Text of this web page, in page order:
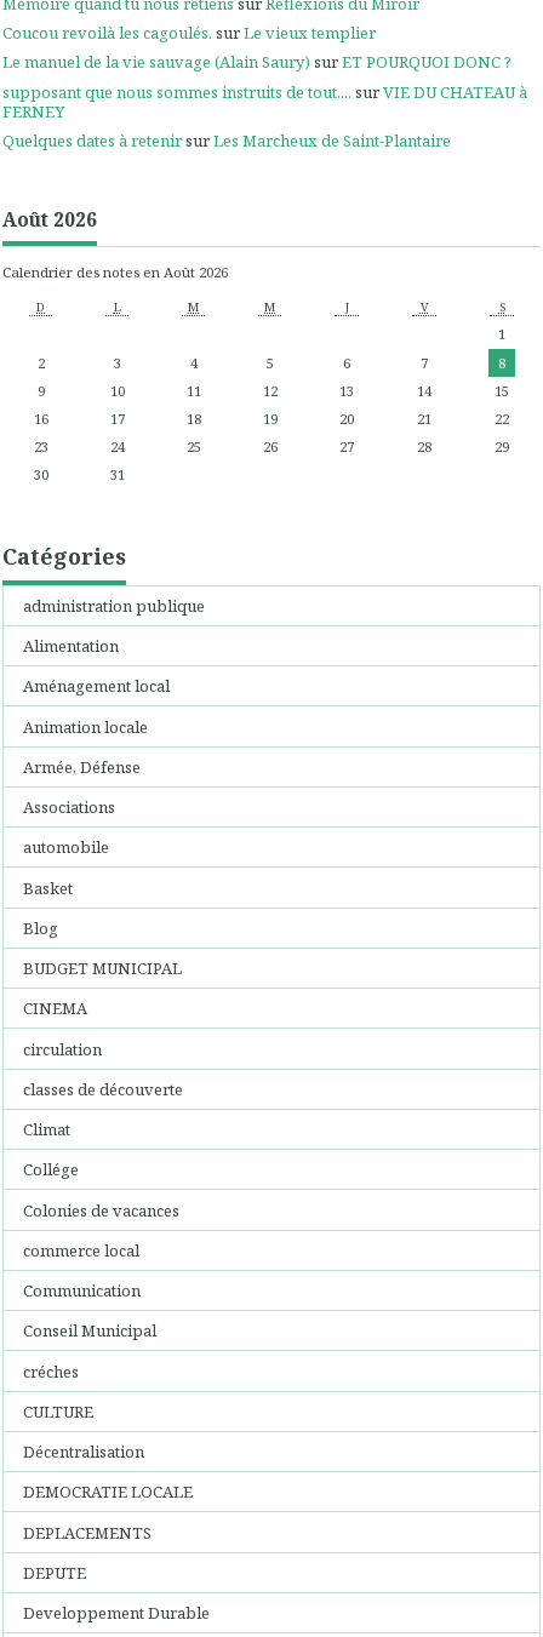
Coucou revoilà les cagoulés. surLe vieux templier
Le manuel de la vie sauvage (Alain Saury) surET POURQUOI DONC ?
supposant que nous sommes instruits de tout,... surVIE DU CHATEAU à
FERNEY
Quelques dates à retenirsurLes Marcheux de Saint-Plantaire
Août 2026
Calendrier des notes en Août 2026
D L M M J V S
1
2
3 4 5 6 7
8
9
10 11 12 13 14
15
16
17 18 19 20 21
22
23
24 25 26 27 28
29
30
31
Catégories
administration publique
Alimentation
Aménagement local
Animation locale
Armée, Défense
Associations
automobile
Basket
Blog
BUDGET MUNICIPAL
CINEMA
circulation
classes de découverte
Climat
Collége
Colonies de vacances
commerce local
Communication
Conseil Municipal
créches
CULTURE
Décentralisation
DEMOCRATIE LOCALE
DEPLACEMENTS
DEPUTE
Developpement Durable